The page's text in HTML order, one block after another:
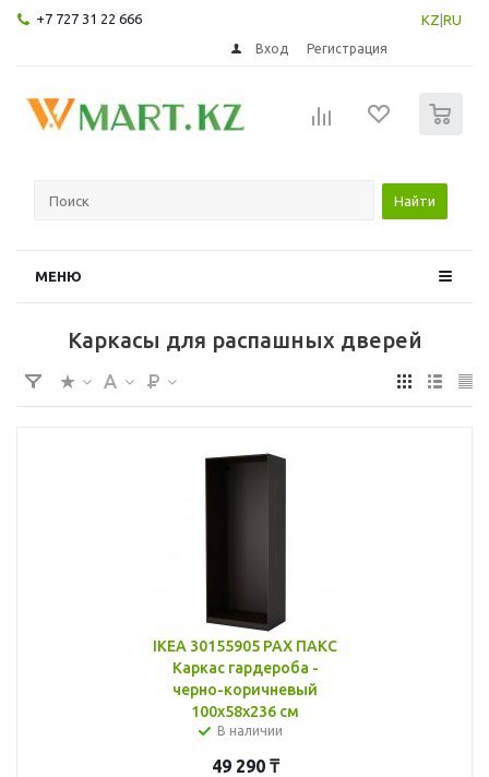
+7 727 31 22 666 KZ RU
Вход Регистрация
Найти
МЕНЮ
Каркасы для распашных дверей
IKEA 30155905 PAX ПАКС
Каркас гардероба -
черно-коричневый
100x58x236 см
В наличии
49 290₸